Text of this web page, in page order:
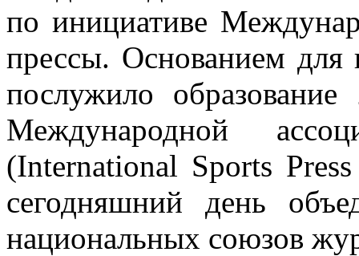
по инициативе
прессы. Основанием для
послужило
Международной
(International Sports
сегодняшний день
национальных союзов